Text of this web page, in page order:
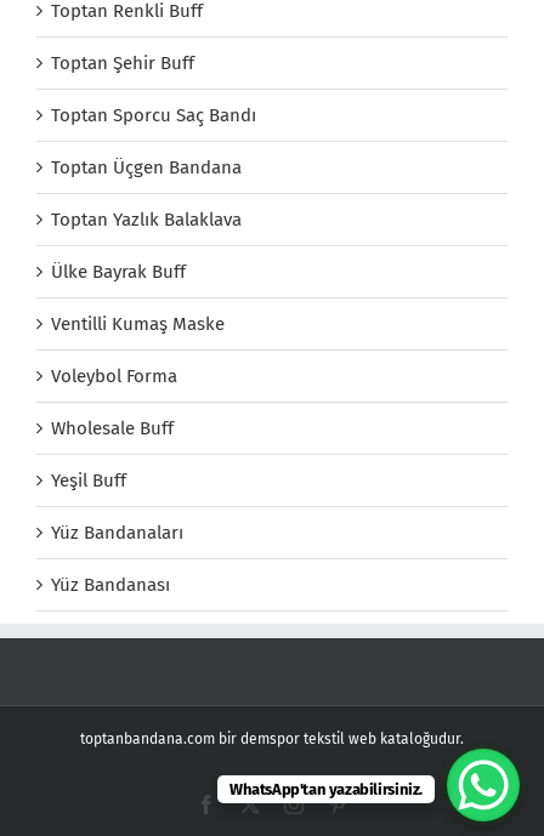
Toptan Renkli Buff
Toptan Şehir Buff
Toptan Sporcu Saç Bandı
Toptan Üçgen Bandana
Toptan Yazlık Balaklava
Ülke Bayrak Buff
Ventilli Kumaş Maske
Voleybol Forma
Wholesale Buff
Yeşil Buff
Yüz Bandanaları
Yüz Bandanası
toptanbandana.com bir demspor tekstil web kataloğudur.
Facebook
X InstagramPinterest
WhatsApp'tan yazabilirsiniz.